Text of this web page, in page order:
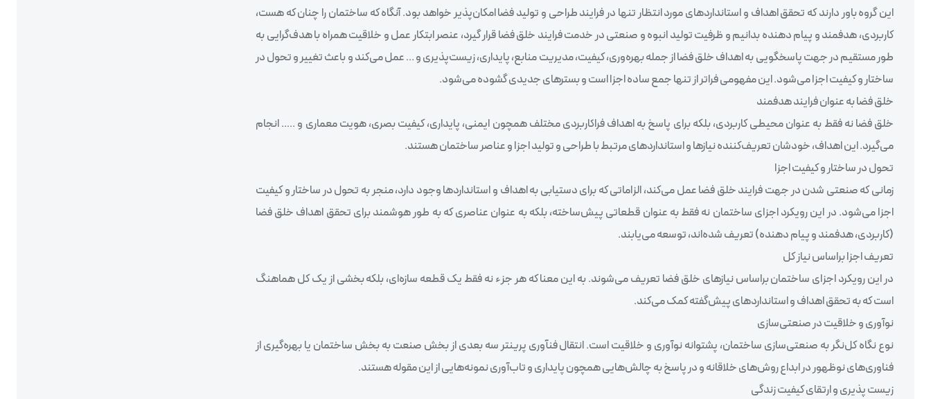
این گروه باور دارند که تحقق اهداف و استاندارد‌های مورد انتظار تنها در فرایند طراحی و تولید فضا امکان‌پذیر خواهد بود. آنگاه که ساختمان را چنان که هست،
کاربردی، هدفمند و پیام دهنده بدانیم و ظرفیت تولید انبوه و صنعتی در خدمت فرایند خلق فضا قرار گیرد، عنصر ابتکار عمل و خلاقیت همراه با هدف‌گرایی به
طور مستقیم در جهت پاسخگویی به اهداف خلق فضا از جمله بهره‌وری، کیفیت، مدیریت منابع، پایداری، زیست‌پذیری و … عمل می‌کند و باعث تغییر و تحول در
ساختار و کیفیت اجزا می‌شود. این مفهومی فراتر از تنها جمع ساده اجزا است و بسترهای جدیدی گشوده می‌شود.
خلق فضا به عنوان فرایند هدفمند
خلق فضا نه فقط به عنوان محیطی کاربردی، بلکه برای پاسخ به اهداف فراکاربردی مختلف همچون ایمنی، پایداری، کیفیت بصری، هویت معماری و ….. انجام
می‌گیرد. این اهداف، خودشان تعریف‌کننده نیازها و استانداردهای مرتبط با طراحی و تولید اجزا و عناصر ساختمان هستند.
تحول در ساختار و کیفیت اجزا
زمانی که صنعتی شدن در جهت فرایند خلق فضا عمل می‌کند، الزاماتی که برای دستیابی به اهداف و استانداردها وجود دارد، منجر به تحول در ساختار و کیفیت
اجزا می‌شود. در این رویکرد اجزای ساختمان نه فقط به عنوان قطعاتی پیش‌ساخته، بلکه به عنوان عناصری که به طور هوشمند برای تحقق اهداف خلق فضا
(کاربردی، هدفمند و پیام دهنده) تعریف شده‌اند، توسعه می‌یابند.
تعریف اجزا براساس نیاز کل
در این رویکرد اجزای ساختمان براساس نیازهای خلق فضا تعریف می‌شوند. به این معنا که هر جزء نه فقط یک قطعه سازه‌ای، بلکه بخشی از یک کل هماهنگ
است که به تحقق اهداف و استانداردهای پیش‌گفته کمک می‌کند.
نوآوری و خلاقیت در صنعتی‌سازی
نوع نگاه کل‌نگر به صنعتی‌سازی ساختمان، پشتوانه نوآوری و خلاقیت است. انتقال فنآوری پرینتر سه بعدی از بخش صنعت به بخش ساختمان یا بهره‌گیری از
فناوری‌های نوظهور در ابداع روش‌های خلاقانه و در پاسخ به چالش‌هایی همچون پایداری و تاب‌آوری نمونه‌هایی از این مقوله هستند.
زیست پذیری و ارتقای کیفیت زندگی